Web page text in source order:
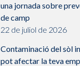
una jornada sobre
de camp
22 de juliol de 2026
Contaminació del sòl
pot afectar la teva